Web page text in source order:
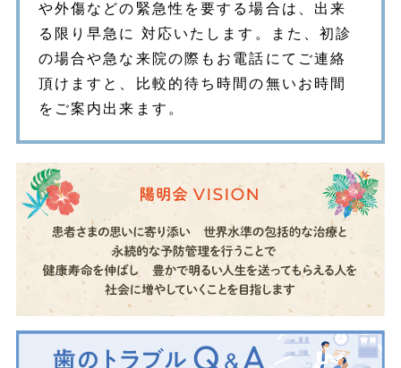
や外傷などの緊急性を要する場合は、出来
る限り早急に 対応いたします。また、初診
の場合や急な来院の際もお電話にてご連絡
頂けますと、比較的待ち時間の無いお時間
をご案内出来ます。